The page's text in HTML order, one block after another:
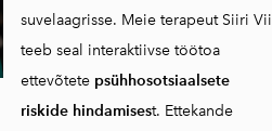
suvelaagrisse. Meie terapeut Siiri Viil
teeb seal interaktiivse töötoa
ettevõtete psühhosotsiaalsete
riskide hindamisest. Ettekande